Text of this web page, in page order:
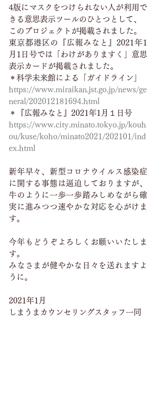
4版にマスクをつけられない人が利用で
きる意思表示ツールのひとつとして、
このプロジェクトが掲載されました。
東京都港区の『広報みなと』2021年1
月1日号では「わけがありますく」意思
表示カードが掲載されました。
＊科学未来館による「ガイドライン」
https://www.miraikan.jst.go.jp/news/ge
neral/202012181694.html
＊『広報みなと』2021年1月１日号
https://www.city.minato.tokyo.jp/kouh
ou/kuse/koho/minato2021/202101/ind
ex.html
新年早々、新型コロナウイルス感染症
に関する事態は逼迫しておりますが、
牛のように一歩一歩踏みしめながら確
実に進みつつ速やかな対応を心がけま
す。
今年もどうぞよろしくお願いいたしま
す。
みなさまが健やかな日々を送れますよ
うに。
2021年1月
しまうまカウンセリングスタッフ一同